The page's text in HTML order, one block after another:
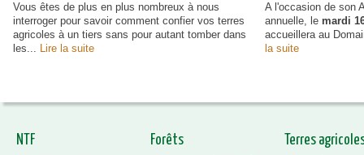
Vous êtes de plus en plus nombreux à nous
interroger pour savoir comment confier vos terres
agricoles à un tiers sans pour autant tomber dans
les... Lire la suite
A l'occasion de son
annuelle, le mardi
accueillera au
la suite
NTF Forêts Terres